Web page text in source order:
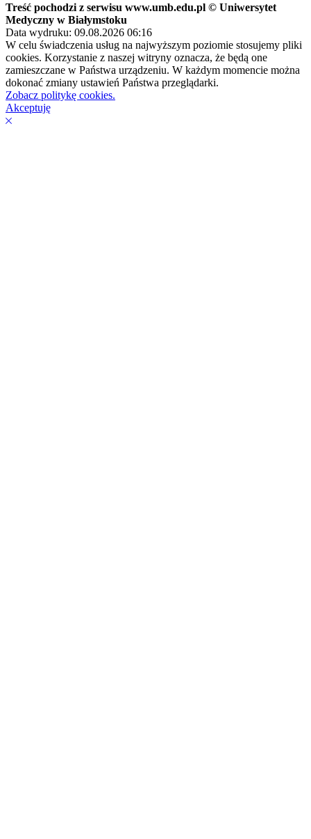
Treść pochodzi z serwisu www.umb.edu.pl © Uniwersytet
Medyczny w Białymstoku
Data wydruku: 09.08.2026 06:16
W celu świadczenia usług na najwyższym poziomie stosujemy pliki
cookies. Korzystanie z naszej witryny oznacza, że będą one
zamieszczane w Państwa urządzeniu. W każdym momencie można
dokonać zmiany ustawień Państwa przeglądarki.
Zobacz politykę cookies.
Akceptuję